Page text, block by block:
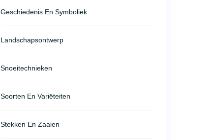
Geschiedenis En Symboliek
Landschapsontwerp
Snoeitechnieken
Soorten En Variëteiten
Stekken En Zaaien